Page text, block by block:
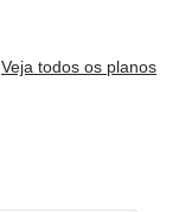
Veja todos os planos